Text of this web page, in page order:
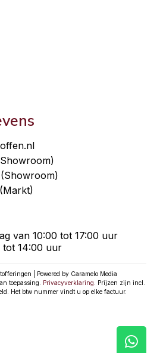
van 10:00 tot 17:00 uur
tot 14:00 uur
| Powered by Caramelo Media
toepassing. Privacyverklaring . Prijzen zijn incl.
Het btw nummer vindt u op elke factuur.